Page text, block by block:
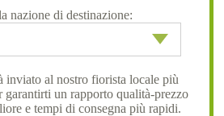
nazione di destinazione:
inviato al nostro fiorista locale più
garantirti un rapporto qualità-prezzo
e tempi di consegna più rapidi.